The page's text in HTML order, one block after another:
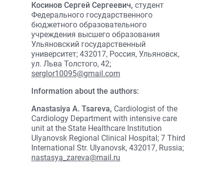
Косинов Сергей Сергеевич, студент
Федерального государственного
бюджетного образовательного
учреждения высшего образования
Ульяновский государственный
университет; 432017, Россия, Ульяновск,
ул. Льва Толстого, 42;
serglor10095@gmail.com
Information about the authors:
Anastasiya A. Tsareva, Cardiologist of the
Cardiology Department with intensive care
unit at the State Healthcare Institution
Ulyanovsk Regional Clinical Hospital; 7 Third
International Str. Ulyanovsk, 432017, Russia;
nastasya_zareva@mail.ru